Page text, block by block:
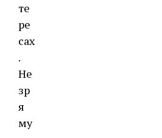
те
ре
сах
.
Не
зр
я
му